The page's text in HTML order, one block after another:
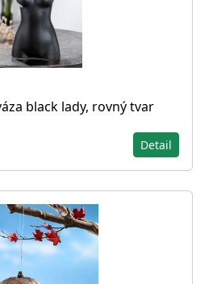
black lady, rovný tvar
Detail